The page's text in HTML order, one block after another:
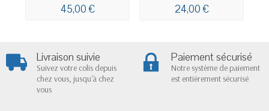
45,00 € 24,00 €
Livraison suivie
Suivez votre colis depuis
chez vous, jusqu'à chez
vous
Paiement sécurisé
Notre système de paiement
est entièrement sécurisé